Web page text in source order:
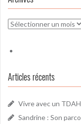
Archives
Articles récents
Vivre avec un
Sandrine : Son